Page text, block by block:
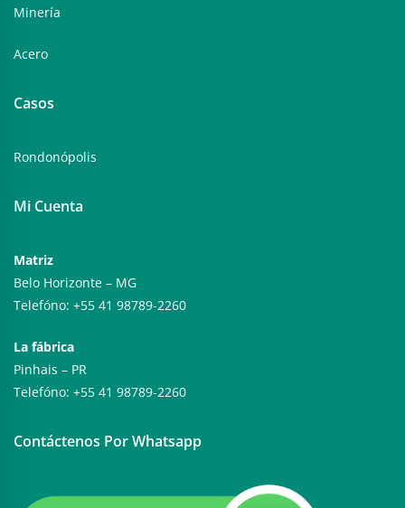
Minería
Acero
Casos
Rondonópolis
Mi Cuenta
Matriz
Belo Horizonte – MG
Telefóno: +55 41 98789-2260
La fábrica
Pinhais – PR
Telefóno: +55 41 98789-2260
Contáctenos Por Whatsapp